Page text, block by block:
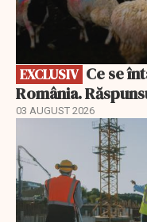
EXCLUSIV
România.
03 AUGUST 2026